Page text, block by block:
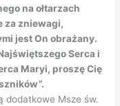
na ołtarzach
za zniewagi,
jest On obrażany.
Serca i
Maryi, proszę Cię
dodatkowe Msze św.